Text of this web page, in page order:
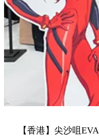
【香港】尖沙咀